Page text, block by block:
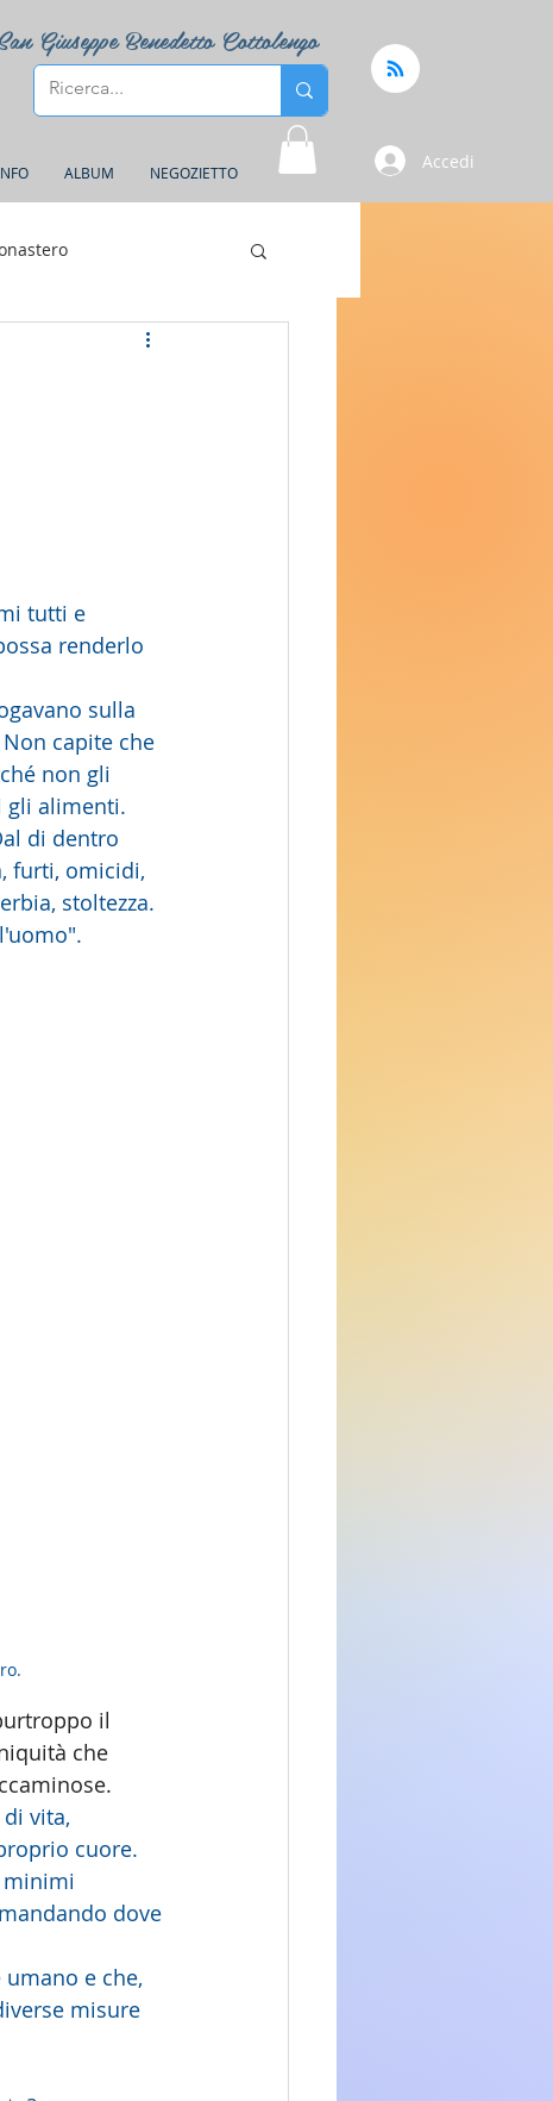
Giuseppe Benedetto Cottolengo
ALBUM NEGOZIETTO
Accedi
tutti e
renderlo
sulla
capite che
non gli
gli alimenti.
di dentro
furti, omicidi,
stoltezza.
il
che
vita,
cuore.
minimi
dove
e che,
misure